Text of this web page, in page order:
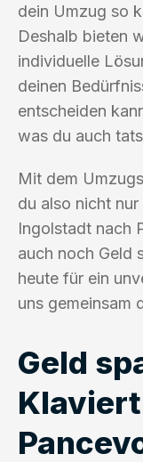
dein Umzug so
Deshalb bieten
individuelle
deinen
entscheiden
was du auch
Mit dem
du also nicht
Ingolstadt nach
auch noch Geld
heute für ein
uns gemeinsam
Geld